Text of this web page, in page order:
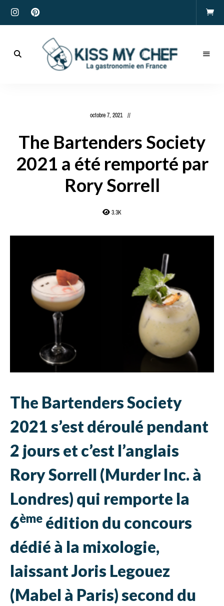
octobre 7, 2021
The Bartenders Society
2021 a été remporté par
Rory Sorrell
3.3K
The Bartenders Society
2021 s’est déroulé pendant
2 jours et c’est l’anglais
Rory Sorrell (Murder Inc. à
Londres) qui remporte la
6ème édition du concours
dédié à la mixologie,
laissant Joris Legouez
(Mabel à Paris) second du